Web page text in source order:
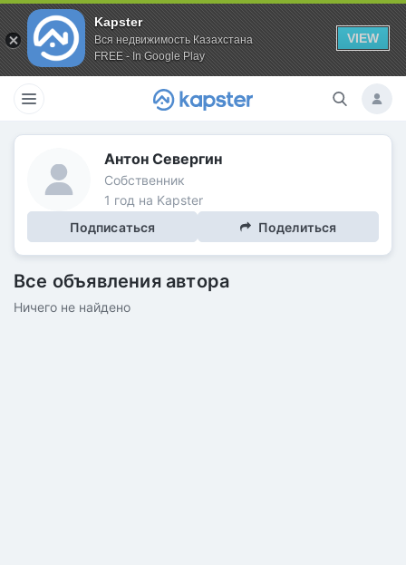
Kapster
Вся недвижимость Казахстана
FREE - In Google Play
VIEW
Антон Севергин
Собственник
1 год на Kapster
Подписаться
Поделиться
Все объявления автора
Ничего не найдено